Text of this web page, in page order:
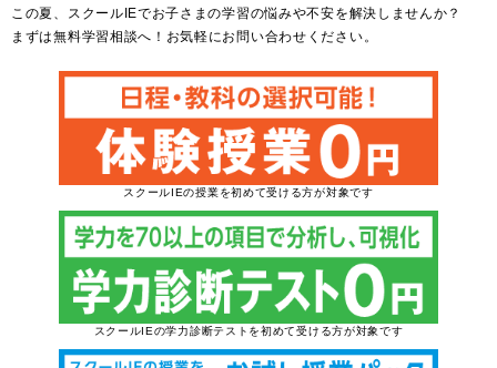
この夏、スクールIEでお子さまの学習の悩みや不安を解決しませんか？
まずは無料学習相談へ！お気軽にお問い合わせください。
スクールIEの授業を初めて受ける方が対象です
スクールIEの学力診断テストを初めて受ける方が対象です